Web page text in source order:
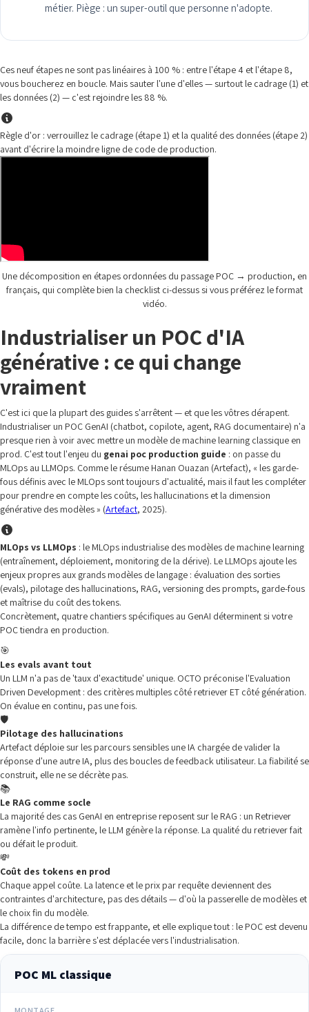
métier. Piège : un super-outil que personne n'adopte.
Ces neuf étapes ne sont pas linéaires à 100 % : entre l'étape 4 et l'étape 8,
vous boucherez en boucle. Mais sauter l'une d'elles — surtout le cadrage (1) et
les données (2) — c'est rejoindre les 88 %.
Règle d'or : verrouillez le cadrage (étape 1) et la qualité des données (étape 2)
avant d'écrire la moindre ligne de code de production.
Une décomposition en étapes ordonnées du passage POC → production, en
français, qui complète bien la checklist ci-dessus si vous préférez le format
vidéo.
Industrialiser un POC d'IA
générative : ce qui change
vraiment
C'est ici que la plupart des guides s'arrêtent — et que les vôtres dérapent.
Industrialiser un POC GenAI (chatbot, copilote, agent, RAG documentaire) n'a
presque rien à voir avec mettre un modèle de machine learning classique en
prod. C'est tout l'enjeu du genai poc production guide : on passe du
MLOps au LLMOps. Comme le résume Hanan Ouazan (Artefact), « les garde-
fous définis avec le MLOps sont toujours d'actualité, mais il faut les compléter
pour prendre en compte les coûts, les hallucinations et la dimension
générative des modèles » (Artefact, 2025).
MLOps vs LLMOps : le MLOps industrialise des modèles de machine learning
(entraînement, déploiement, monitoring de la dérive). Le LLMOps ajoute les
enjeux propres aux grands modèles de langage : évaluation des sorties
(evals), pilotage des hallucinations, RAG, versioning des prompts, garde-fous
et maîtrise du coût des tokens.
Concrètement, quatre chantiers spécifiques au GenAI déterminent si votre
POC tiendra en production.
🎯
Les evals avant tout
Un LLM n'a pas de 'taux d'exactitude' unique. OCTO préconise l'Evaluation
Driven Development : des critères multiples côté retriever ET côté génération.
On évalue en continu, pas une fois.
🛡️
Pilotage des hallucinations
Artefact déploie sur les parcours sensibles une IA chargée de valider la
réponse d'une autre IA, plus des boucles de feedback utilisateur. La fiabilité se
construit, elle ne se décrète pas.
📚
Le RAG comme socle
La majorité des cas GenAI en entreprise reposent sur le RAG : un Retriever
ramène l'info pertinente, le LLM génère la réponse. La qualité du retriever fait
ou défait le produit.
💸
Coût des tokens en prod
Chaque appel coûte. La latence et le prix par requête deviennent des
contraintes d'architecture, pas des détails — d'où la passerelle de modèles et
le choix fin du modèle.
La différence de tempo est frappante, et elle explique tout : le POC est devenu
facile, donc la barrière s'est déplacée vers l'industrialisation.
POC ML classique